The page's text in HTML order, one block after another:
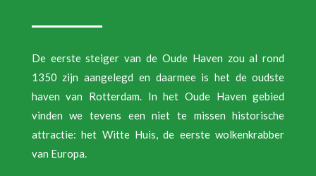
De eerste steiger van de Oude Haven zou al rond
1350 zijn aangelegd en daarmee is het de oudste
haven van Rotterdam. In het Oude Haven gebied
vinden we tevens een niet te missen historische
attractie: het Witte Huis, de eerste wolkenkrabber
van Europa.